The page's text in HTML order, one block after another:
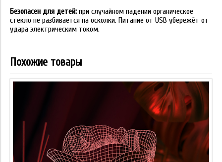
Безопасен для детей: при случайном падении органическое
стекло не разбивается на осколки. Питание от USB убережёт от
удара электрическим током.
Похожие товары